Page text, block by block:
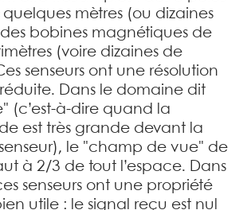
mètres (ou dizaines
bobines magnétiques de
(voire dizaines de
senseurs ont une résolution
Dans le domaine dit
(c’est-à-dire quand la
est très grande devant la
le "champ de vue" de
à 2/3 de tout l’espace. Dans
senseurs ont une propriété
utile : le signal reçu est nul